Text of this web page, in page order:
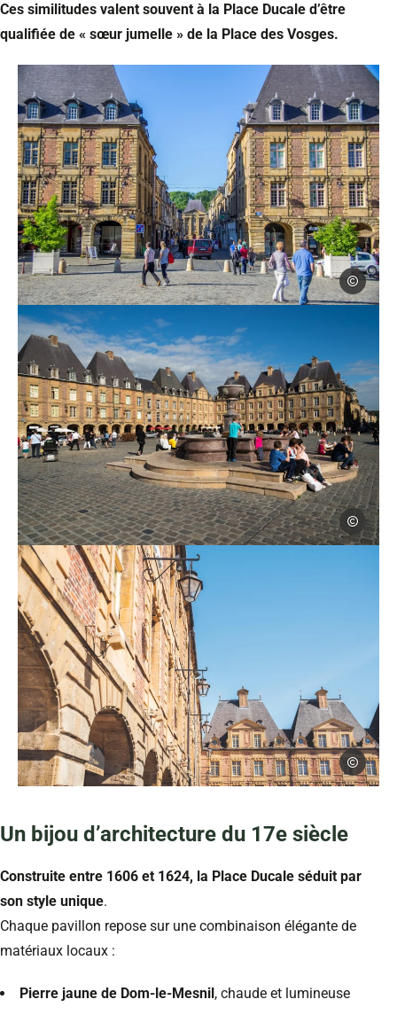
Ces similitudes valent souvent à la Place Ducale d’être
qualifiée de « sœur jumelle » de la Place des Vosges.
Place Ducale à Charleville-Mézières dans les Ardennes –
Laetis
Vue de la place ducale à Charleville-Mézières dans les Ardennes,
David
Façades et arcades de la place Ducale à Charleville-Mézières
Pierre
Un bijou d’architecture du 17e siècle
Construite entre 1606 et 1624, la Place Ducale séduit par
son style unique.
Chaque pavillon repose sur une combinaison élégante de
matériaux locaux :
Pierre jaune de Dom-le-Mesnil, chaude et lumineuse